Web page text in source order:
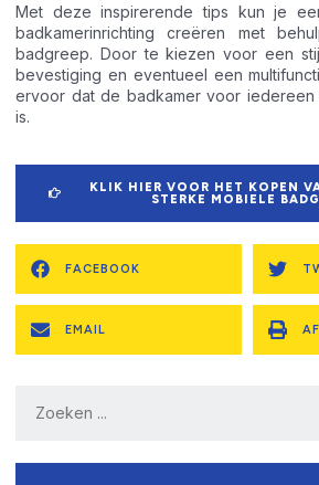
Met deze inspirerende tips kun je
badkamerinrichting creëren met
badgreep. Door te kiezen voor een
bevestiging en eventueel een
ervoor dat de badkamer voor iedereen
is.
KLIK HIER VOOR HET KOPEN
STERKE MOBIELE
FACEBOOK
EMAIL